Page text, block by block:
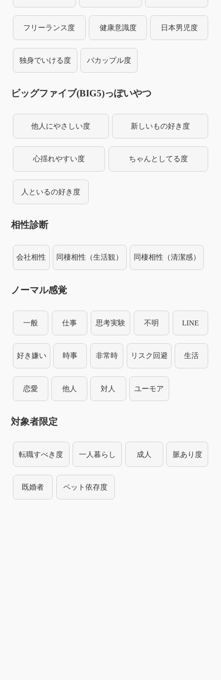
フリーランス度 健康意識度 日本男児度
独身でいける度 バカップル度
ビッグファイブ(BIG5)っぽいやつ
他人にやさしい度 新しいもの好き度
心揺れやすい度 ちゃんとしてる度
人といるの好き度
相性診断
会社相性 同棲相性（生活観） 同棲相性（清潔感）
ノーマル感覚
一般 仕事 思考実験 不明 LINE
好き嫌い 時事 非常時 リスク回避 生活
恋愛 他人 対人 ユーモア
対象者限定
転職すべき度 一人暮らし 成人 脈あり度
既婚者 ペット依存度